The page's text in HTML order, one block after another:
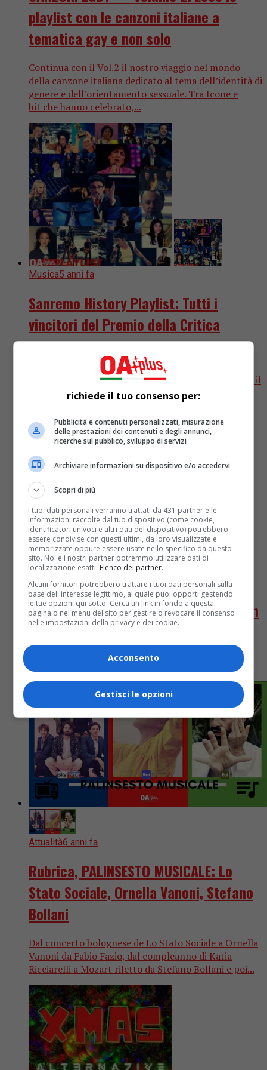
playlist con le canzoni italiane a
tematica gay e non solo
Continua con il Vol.2 il nostro viaggio nel mondo
della canzone italiana dedicato al tema dell’identità di
genere e dell’orientamento sessuale. Tra Icone e
hit che hanno celebrato,...
Musica5 anni fa
Sanremo History Playlist: Tutti i
vincitori del Premio della Critica
Ecco un approfondimento sui vincitori della Premio
della Critica “Mia Martini“ del Festival di Sanremo,
scopriamo quali sono i cantanti che hanno ottenuto il
premio più raffinato...
Musica5 anni fa
Tutti i Sanremo dei cantanti di X
Factor: da Marco Mengoni ai Maneskin
Si è conclusa con la vittoria dei Maneskin il 71°
Festival della Canzone italiana, ma la band non è
l’unità ad aver trionfato a Sanremo dopo...
Attualità6 anni fa
Rubrica, PALINSESTO MUSICALE: Lo
Stato Sociale, Ornella Vanoni, Stefano
Bollani
Dal concerto bolognese de Lo Stato Sociale a Ornella
Vanoni da Fabio Fazio, dal compleanno di Katia
Ricciarelli a Mozart riletto da Stefano Bollani e poi...
richiede il tuo consenso per:
Pubblicità e contenuti personalizzati, misurazione
delle prestazioni dei contenuti e degli annunci,
ricerche sul pubblico, sviluppo di servizi
Archiviare informazioni su dispositivo e/o accedervi
Scopri di più
I tuoi dati personali verranno trattati da 431 partner e le
informazioni raccolte dal tuo dispositivo (come cookie,
identificatori univoci e altri dati del dispositivo) potrebbero
essere condivise con questi ultimi, da loro visualizzate e
memorizzate oppure essere usate nello specifico da questo
sito. Noi e i nostri partner potremmo utilizzare dati di
localizzazione esatti. Elenco dei partner.
Alcuni fornitori potrebbero trattare i tuoi dati personali sulla
base dell'interesse legittimo, al quale puoi opporti gestendo
le tue opzioni qui sotto. Cerca un link in fondo a questa
pagina o nel menu del sito per gestire o revocare il consenso
nelle impostazioni della privacy e dei cookie.
Acconsento
Gestisci le opzioni